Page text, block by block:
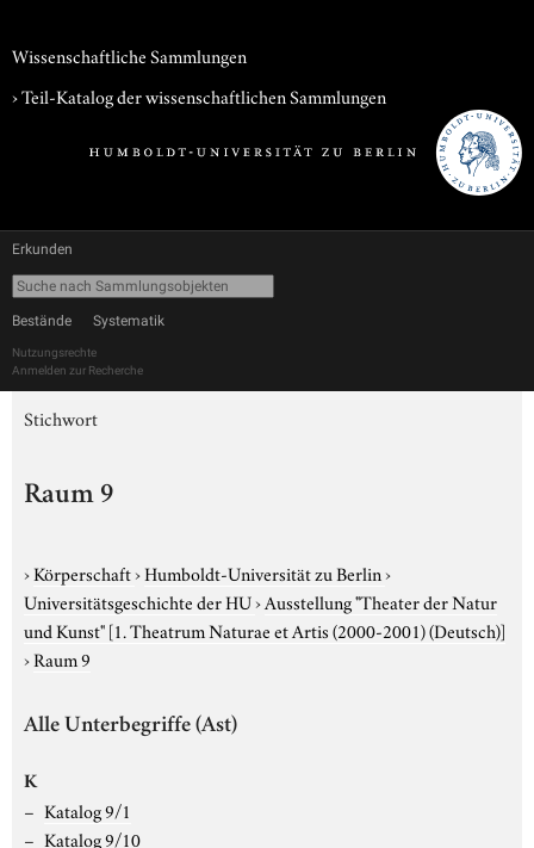
Wissenschaftliche Sammlungen
› Teil-Katalog der wissenschaftlichen Sammlungen
Erkunden
Bestände Systematik
Nutzungsrechte
Anmelden zur Recherche
Stichwort
Raum 9
›Körperschaft›Humboldt-Universität zu Berlin›
Universitätsgeschichte der HU›Ausstellung "Theater der Natur
und Kunst"[1. Theatrum Naturae et Artis (2000-2001) (Deutsch)]
›Raum 9
Alle Unterbegriffe (Ast)
K
Katalog 9/1
Katalog 9/10